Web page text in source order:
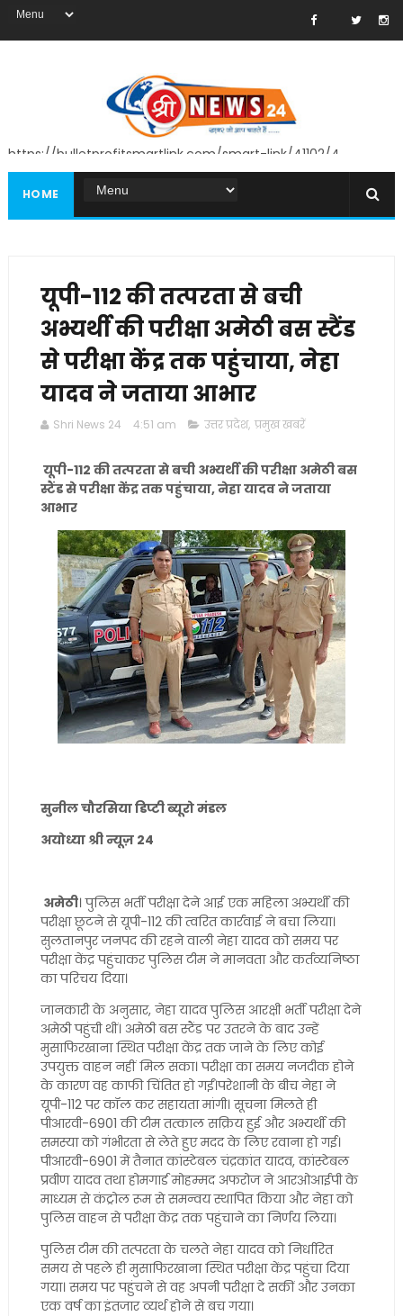
https://bulletprofitsmartlink.com/smart-link/41102/4
HOME
यूपी-112 की तत्परता से बची
अभ्यर्थी की परीक्षा अमेठी बस स्टैंड
से परीक्षा केंद्र तक पहुंचाया, नेहा
यादव ने जताया आभार
Shri News 24 4:51 am उत्तर प्रदेश, प्रमुख खबरें
यूपी-112 की तत्परता से बची अभ्यर्थी की परीक्षा अमेठी बस
स्टैंड से परीक्षा केंद्र तक पहुंचाया, नेहा यादव ने जताया
आभार
सुनील चौरसिया डिप्टी ब्यूरो मंडल
अयोध्या श्री न्यूज़ 24
अमेठी। पुलिस भर्ती परीक्षा देने आई एक महिला अभ्यर्थी की
परीक्षा छूटने से यूपी-112 की त्वरित कार्रवाई ने बचा लिया।
सुलतानपुर जनपद की रहने वाली नेहा यादव को समय पर
परीक्षा केंद्र पहुंचाकर पुलिस टीम ने मानवता और कर्तव्यनिष्ठा
का परिचय दिया।
जानकारी के अनुसार, नेहा यादव पुलिस आरक्षी भर्ती परीक्षा देने
अमेठी पहुंची थीं। अमेठी बस स्टैंड पर उतरने के बाद उन्हें
मुसाफिरखाना स्थित परीक्षा केंद्र तक जाने के लिए कोई
उपयुक्त वाहन नहीं मिल सका। परीक्षा का समय नजदीक होने
के कारण वह काफी चिंतित हो गईं।परेशानी के बीच नेहा ने
यूपी-112 पर कॉल कर सहायता मांगी। सूचना मिलते ही
पीआरवी-6901 की टीम तत्काल सक्रिय हुई और अभ्यर्थी की
समस्या को गंभीरता से लेते हुए मदद के लिए रवाना हो गई।
पीआरवी-6901 में तैनात कांस्टेबल चंद्रकांत यादव, कांस्टेबल
प्रवीण यादव तथा होमगार्ड मोहम्मद अफरोज ने आरओआईपी के
माध्यम से कंट्रोल रूम से समन्वय स्थापित किया और नेहा को
पुलिस वाहन से परीक्षा केंद्र तक पहुंचाने का निर्णय लिया।
पुलिस टीम की तत्परता के चलते नेहा यादव को निर्धारित
समय से पहले ही मुसाफिरखाना स्थित परीक्षा केंद्र पहुंचा दिया
गया। समय पर पहुंचने से वह अपनी परीक्षा दे सकीं और उनका
एक वर्ष का इंतजार व्यर्थ होने से बच गया।